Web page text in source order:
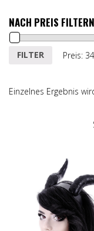
NACH PREIS FILTERN
Min.
Max.
FILTER Preis:
Einzelnes Ergebnis